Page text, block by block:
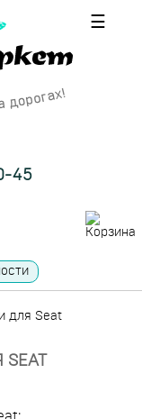
☰
45
для Seat